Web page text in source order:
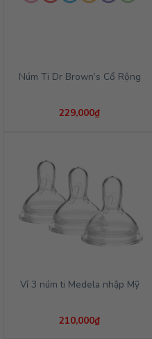
Núm Ti Dr Brown’s Cổ Rộng
229,000₫
Vỉ 3 núm ti Medela nhập Mỹ
210,000₫